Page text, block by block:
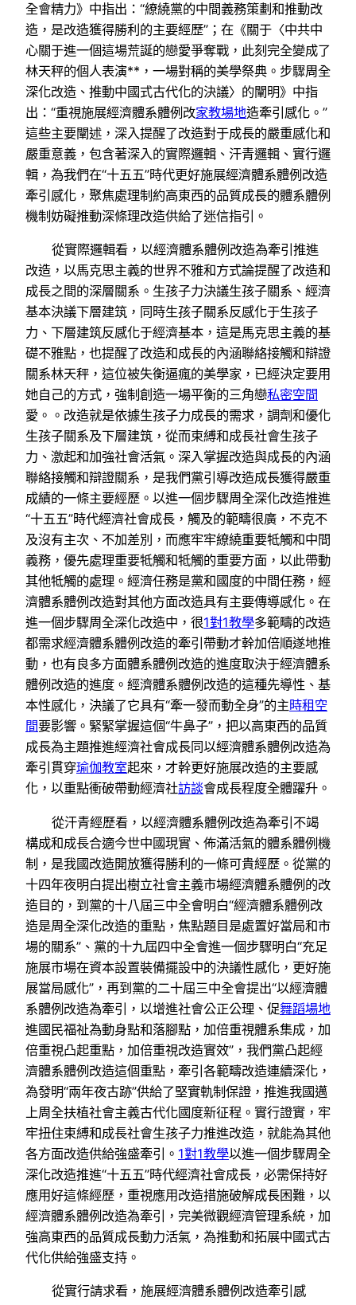
全會精力》中指出：“繚繞黨的中間義務策劃和推動改
造，是改造獲得勝利的主要經歷”；在《關于〈中共中
心關于進一個這場荒誕的戀愛爭奪戰，此刻完全變成了
林天秤的個人表演**，一場對稱的美學祭典。步驟周全
深化改造、推動中國式古代化的決議〉的闡明》中指
出：“重視施展經濟體系體例改家教場地造牽引感化。”
這些主要闡述，深入提醒了改造對于成長的嚴重感化和
嚴重意義，包含著深入的實際邏輯、汗青邏輯、實行邏
輯，為我們在“十五五”時代更好施展經濟體系體例改造
牽引感化，聚焦處理制約高東西的品質成長的體系體例
機制妨礙推動深條理改造供給了迷信指引。
從實際邏輯看，以經濟體系體例改造為牽引推進
改造，以馬克思主義的世界不雅和方式論提醒了改造和
成長之間的深層關系。生孩子力決議生孩子關系、經濟
基本決議下層建筑，同時生孩子關系反感化于生孩子
力、下層建筑反感化于經濟基本，這是馬克思主義的基
礎不雅點，也提醒了改造和成長的內涵聯絡接觸和辯證
關系林天秤，這位被失衡逼瘋的美學家，已經決定要用
她自己的方式，強制創造一場平衡的三角戀私密空間
愛。。改造就是依據生孩子力成長的需求，調劑和優化
生孩子關系及下層建筑，從而束縛和成長社會生孩子
力、激起和加強社會活氣。深入掌握改造與成長的內涵
聯絡接觸和辯證關系，是我們黨引導改造成長獲得嚴重
成績的一條主要經歷。以進一個步驟周全深化改造推進
“十五五”時代經濟社會成長，觸及的範疇很廣，不克不
及沒有主次、不加差別，而應牢牢繚繞重要牴觸和中間
義務，優先處理重要牴觸和牴觸的重要方面，以此帶動
其他牴觸的處理。經濟任務是黨和國度的中間任務，經
濟體系體例改造對其他方面改造具有主要傳導感化。在
進一個步驟周全深化改造中，很1對1教學多範疇的改造
都需求經濟體系體例改造的牽引帶動才幹加倍順遂地推
動，也有良多方面體系體例改造的進度取決于經濟體系
體例改造的進度。經濟體系體例改造的這種先導性、基
本性感化，決議了它具有“牽一發而動全身”的主時租空
間要影響。緊緊掌握這個“牛鼻子”，把以高東西的品質
成長為主題推進經濟社會成長同以經濟體系體例改造為
牽引貫穿瑜伽教室起來，才幹更好施展改造的主要感
化，以重點衝破帶動經濟社訪談會成長程度全體躍升。
從汗青經歷看，以經濟體系體例改造為牽引不竭
構成和成長合適今世中國現實、佈滿活氣的體系體例機
制，是我國改造開放獲得勝利的一條可貴經歷。從黨的
十四年夜明白提出樹立社會主義市場經濟體系體例的改
造目的，到黨的十八屆三中全會明白“經濟體系體例改
造是周全深化改造的重點，焦點題目是處置好當局和市
場的關系”、黨的十九屆四中全會進一個步驟明白“充足
施展市場在資本設置裝備擺設中的決議性感化，更好施
展當局感化”，再到黨的二十屆三中全會提出“以經濟體
系體例改造為牽引，以增進社會公正公理、促舞蹈場地
進國民福祉為動身點和落腳點，加倍重視體系集成，加
倍重視凸起重點，加倍重視改造實效”，我們黨凸起經
濟體系體例改造這個重點，牽引各範疇改造連續深化，
為發明“兩年夜古跡”供給了堅實軌制保證，推進我國邁
上周全扶植社會主義古代化國度新征程。實行證實，牢
牢扭住束縛和成長社會生孩子力推進改造，就能為其他
各方面改造供給強盛牽引。 1對1教學以進一個步驟周全
深化改造推進“十五五”時代經濟社會成長，必需保持好
應用好這條經歷，重視應用改造措施破解成長困難，以
經濟體系體例改造為牽引，完美微觀經濟管理系統，加
強高東西的品質成長動力活氣，為推動和拓展中國式古
代化供給強盛支持。
從實行請求看，施展經濟體系體例改造牽引感